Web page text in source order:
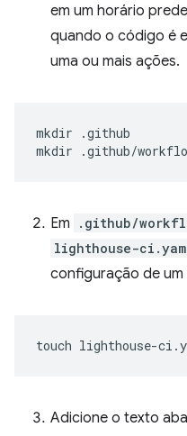
em um horário
quando o código é
uma ou mais ações.
mkdir
.github
mkdir
Em .github/
lighthouse-
configuração de
touch
Adicione o texto